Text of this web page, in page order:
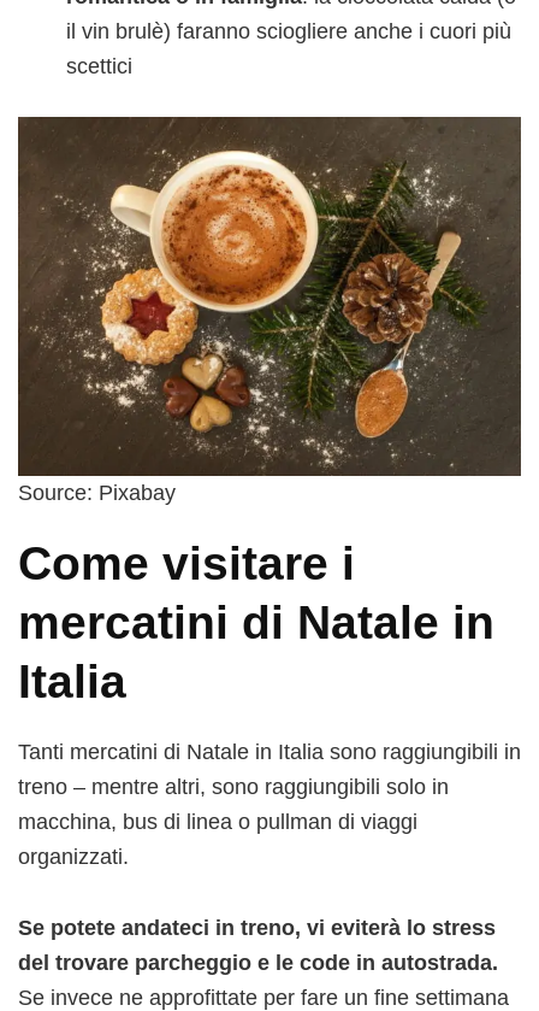
il vin brulè) faranno sciogliere anche i cuori più
scettici
Source: Pixabay
Come visitare i
mercatini di Natale in
Italia
Tanti mercatini di Natale in Italia sono raggiungibili in
treno – mentre altri, sono raggiungibili solo in
macchina, bus di linea o pullman di viaggi
organizzati.
Se potete andateci in treno, vi eviterà lo stress
del trovare parcheggio e le code in autostrada.
Se invece ne approfittate per fare un fine settimana